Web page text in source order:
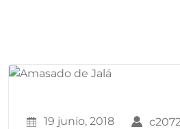
19 junio, 2018